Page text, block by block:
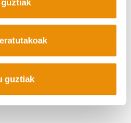
guztiak
artean « Jagoletza
dut. Kontseilu horrek
behar du jarraitu eta
ohizko
eta Terre de Liens-